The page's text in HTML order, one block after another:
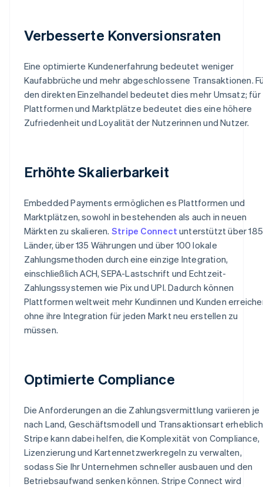
Verbesserte Konversionsraten
Eine optimierte Kundenerfahrung bedeutet weniger
Kaufabbrüche und mehr abgeschlossene Transaktionen.
den direkten Einzelhandel bedeutet dies mehr Umsatz; für
Plattformen und Marktplätze bedeutet dies eine höhere
Zufriedenheit und Loyalität der Nutzerinnen und Nutzer.
Erhöhte Skalierbarkeit
Embedded Payments ermöglichen es Plattformen und
Marktplätzen, sowohl in bestehenden als auch in neuen
Märkten zu skalieren. Stripe Connect unterstützt über 185
Länder, über 135 Währungen und über 100 lokale
Zahlungsmethoden durch eine einzige Integration,
einschließlich ACH, SEPA-Lastschrift und Echtzeit-
Zahlungssystemen wie Pix und UPI. Dadurch können
Plattformen weltweit mehr Kundinnen und Kunden
ohne ihre Integration für jeden Markt neu erstellen zu
müssen.
Optimierte Compliance
Die Anforderungen an die Zahlungsvermittlung variieren je
nach Land, Geschäftsmodell und Transaktionsart
Stripe kann dabei helfen, die Komplexität von Compliance,
Lizenzierung und Kartennetzwerkregeln zu verwalten,
sodass Sie Ihr Unternehmen schneller ausbauen und den
Betriebsaufwand senken können. Stripe Connect wird